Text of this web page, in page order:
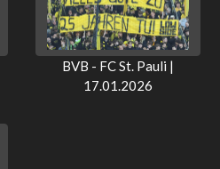
BVB - FC St. Pauli |
17.01.2026